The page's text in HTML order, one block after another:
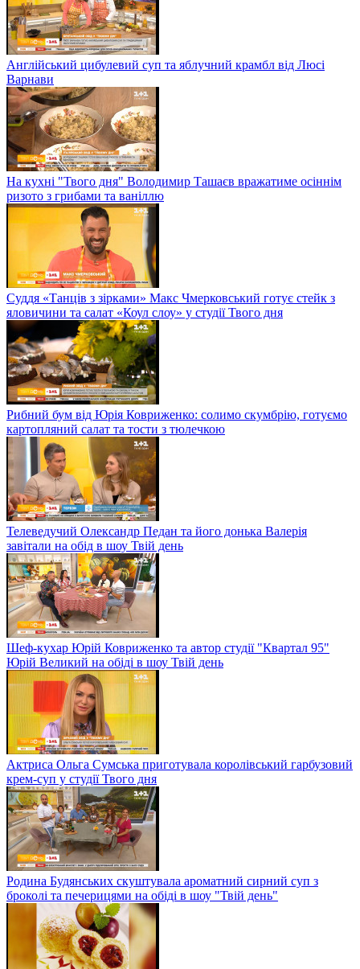
Англійський цибулевий суп та яблучний крамбл від Люсі
Варнави
На кухні "Твого дня" Володимир Ташаєв вражатиме осіннім
ризото з грибами та ваніллю
Суддя «Танців з зірками» Макс Чмерковський готує стейк з
яловичини та салат «Коул слоу» у студії Твого дня
Рибний бум від Юрія Ковриженко: солимо скумбрію, готуємо
картопляний салат та тости з тюлечкою
Телеведучий Олександр Педан та його донька Валерія
завітали на обід в шоу Твій день
Шеф-кухар Юрій Ковриженко та автор студії "Квартал 95"
Юрій Великий на обіді в шоу Твій день
Актриса Ольга Сумська приготувала королівський гарбузовий
крем-суп у студії Твого дня
Родина Будянських скуштувала ароматний сирний суп з
броколі та печерицями на обіді в шоу "Твій день"